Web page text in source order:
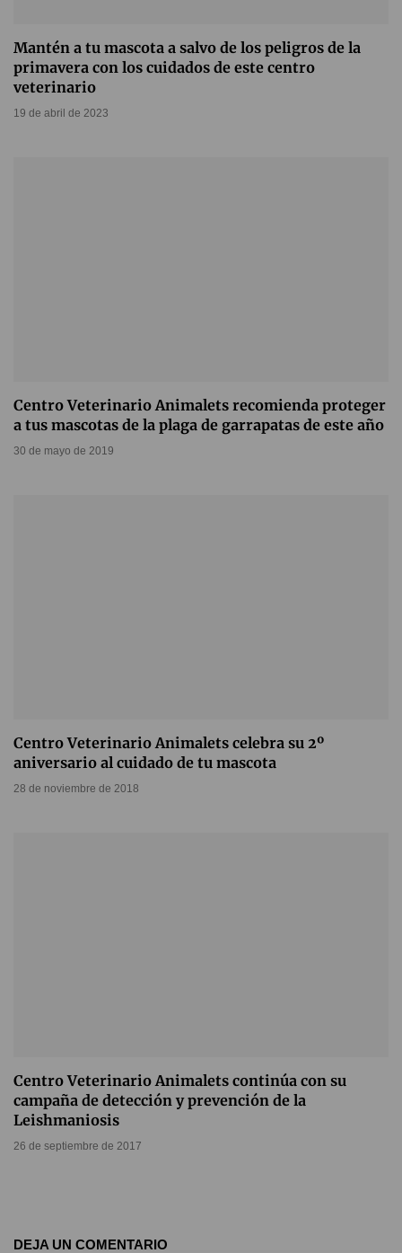
Mantén a tu mascota a salvo de los peligros de la
primavera con los cuidados de este centro
veterinario
19 de abril de 2023
Centro Veterinario Animalets recomienda proteger
a tus mascotas de la plaga de garrapatas de este año
30 de mayo de 2019
Centro Veterinario Animalets celebra su 2º
aniversario al cuidado de tu mascota
28 de noviembre de 2018
Centro Veterinario Animalets continúa con su
campaña de detección y prevención de la
Leishmaniosis
26 de septiembre de 2017
DEJA UN COMENTARIO